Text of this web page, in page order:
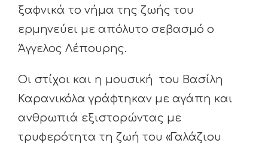
ξαφνικά το νήμα της ζωής του
ερμηνεύει με απόλυτο σεβασμό ο
Άγγελος Λέπουρης.
Οι στίχοι και η μουσική του Βασίλη
Καρανικόλα γράφτηκαν με αγάπη και
ανθρωπιά εξιστορώντας με
τρυφερότητα τη ζωή του «Γαλάζιου